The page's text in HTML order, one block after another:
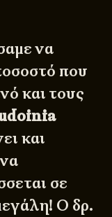
να
που
και τους
και
σε
Ο δρ.